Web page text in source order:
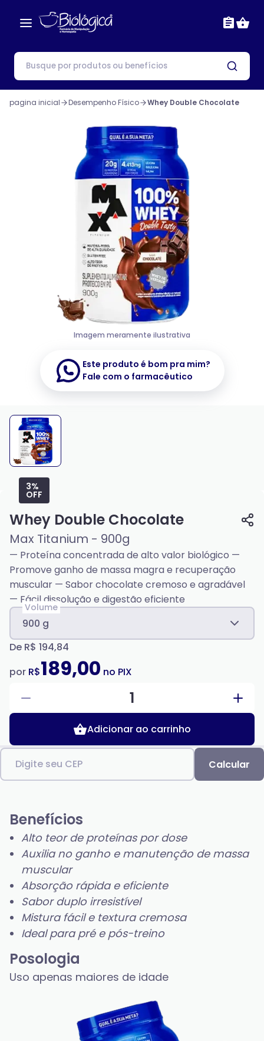
pagina inicial Desempenho Físico Whey Double Chocolate
Imagem meramente ilustrativa
Este produto é bom pra mim?
Fale com o farmacêutico
3%
OFF
Whey Double Chocolate
Max Titanium - 900g
— Proteína concentrada de alto valor biológico —
Promove ganho de massa magra e recuperação
muscular — Sabor chocolate cremoso e agradável
— Fácil dissolução e digestão eficiente
Volume
900 g
De R$ 194,84
por R$189,00 no PIX
1
Adicionar ao carrinho
Digite seu CEP Calcular
Benefícios
Alto teor de proteínas por dose
Auxilia no ganho e manutenção de massa
muscular
Absorção rápida e eficiente
Sabor duplo irresistível
Mistura fácil e textura cremosa
Ideal para pré e pós-treino
Posologia
Uso apenas maiores de idade